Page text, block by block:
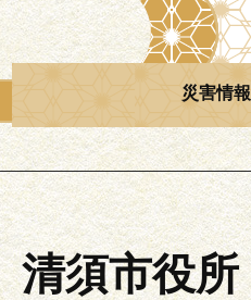
災害情報
清須市役所